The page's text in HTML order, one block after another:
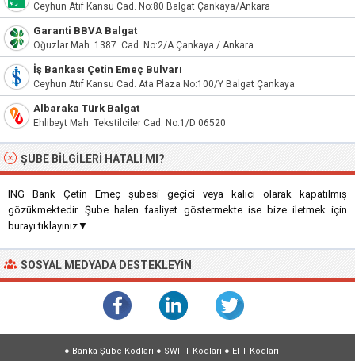
Ceyhun Atıf Kansu Cad. No:80 Balgat Çankaya/Ankara
Garanti BBVA Balgat
Oğuzlar Mah. 1387. Cad. No:2/A Çankaya / Ankara
İş Bankası Çetin Emeç Bulvarı
Ceyhun Atıf Kansu Cad. Ata Plaza No:100/Y Balgat Çankaya
Albaraka Türk Balgat
Ehlibeyt Mah. Tekstilciler Cad. No:1/D 06520
ŞUBE BILGILERI HATALI MI?
ING Bank Çetin Emeç şubesi geçici veya kalıcı olarak kapatılmış
gözükmektedir. Şube halen faaliyet göstermekte ise bize iletmek için
burayı tıklayınız▼
SOSYAL MEDYADA DESTEKLEYIN
● Banka Şube Kodları ● SWIFT Kodları ● EFT Kodları